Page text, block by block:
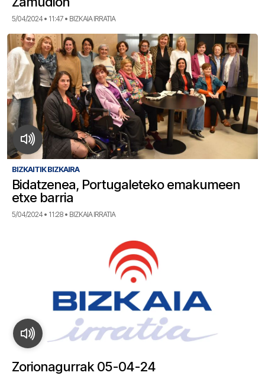
5/04/2024 • 11:47 • BIZKAIA IRRATIA
BIZKAITIK BIZKAIRA
Bidatzenea, Portugaleteko emakumeen
etxe barria
5/04/2024 • 11:28 • BIZKAIA IRRATIA
Zorionagurrak 05-04-24